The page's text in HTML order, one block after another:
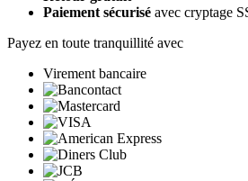
Paiement sécurisé avec cryptage
Payez en toute tranquillité avec
Virement bancaire